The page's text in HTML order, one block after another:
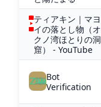
ティアキン｜マヨ
イの落とし物（オ
クノ湾ほとりの洞
窟） - YouTube
Bot
Verification